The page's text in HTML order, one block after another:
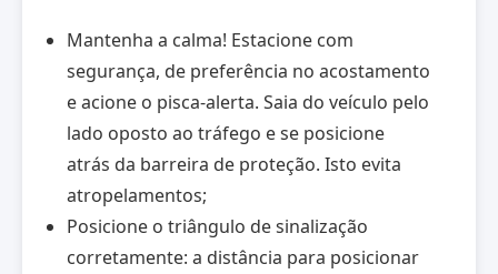
Mantenha a calma! Estacione com
segurança, de preferência no acostamento
e acione o pisca-alerta. Saia do veículo pelo
lado oposto ao tráfego e se posicione
atrás da barreira de proteção. Isto evita
atropelamentos;
Posicione o triângulo de sinalização
corretamente: a distância para posicionar